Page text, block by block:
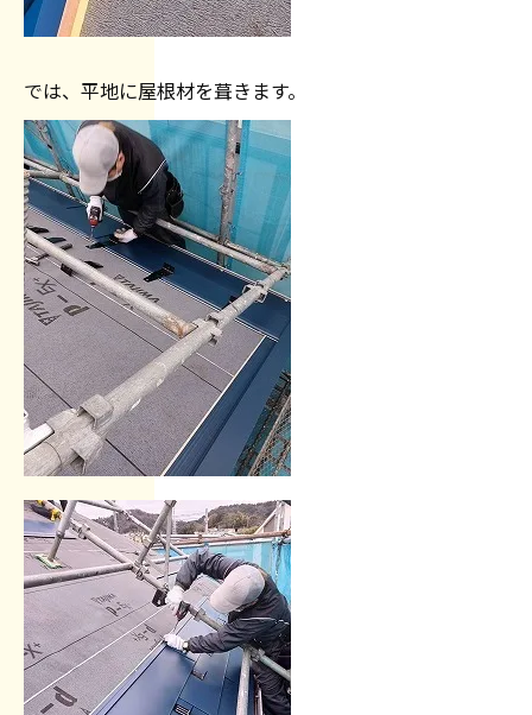
では、平地に屋根材を葺きます。